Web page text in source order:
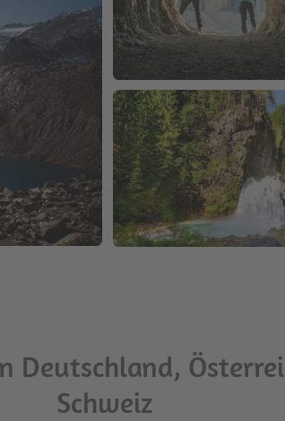
Deutschland,
Schweiz